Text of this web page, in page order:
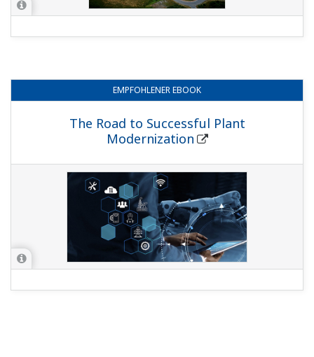
EMPFOHLENEREBOOK
The Road to Successful Plant
Modernization